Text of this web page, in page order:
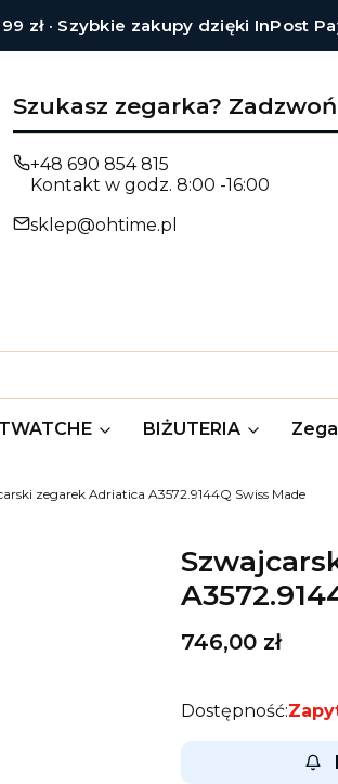
zł · Szybkie zakupy dzięki InPost
Szukasz zegarka?
+48 690 854 815
Kontakt w godz. 8:00 -16:00
sklep@ohtime.pl
BIŻUTERIA
zegarek Adriatica A3572.9144Q Swiss Made
Cena
746,00 zł
Dostępność: